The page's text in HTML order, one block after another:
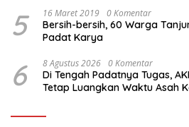
5 16 Maret 2019 0 Komentar
Bersih-bersih, 60 Warga
Padat Karya
6 8 Agustus 2026 0 Komentar
Di Tengah Padatnya Tugas,
Tetap Luangkan Waktu Asah